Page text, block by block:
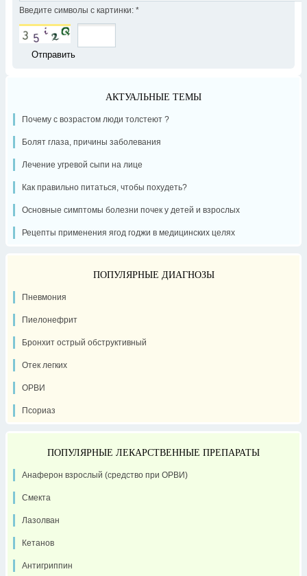
Введите символы с картинки: *
АКТУАЛЬНЫЕ ТЕМЫ
Почему с возрастом люди толстеют ?
Болят глаза, причины заболевания
Лечение угревой сыпи на лице
Как правильно питаться, чтобы похудеть?
Основные симптомы болезни почек у детей и взрослых
Рецепты применения ягод годжи в медицинских целях
ПОПУЛЯРНЫЕ ДИАГНОЗЫ
Пневмония
Пиелонефрит
Бронхит острый обструктивный
Отек легких
ОРВИ
Псориаз
ПОПУЛЯРНЫЕ ЛЕКАРСТВЕННЫЕ ПРЕПАРАТЫ
Анаферон взрослый (средство при ОРВИ)
Смекта
Лазолван
Кетанов
Антигриппин